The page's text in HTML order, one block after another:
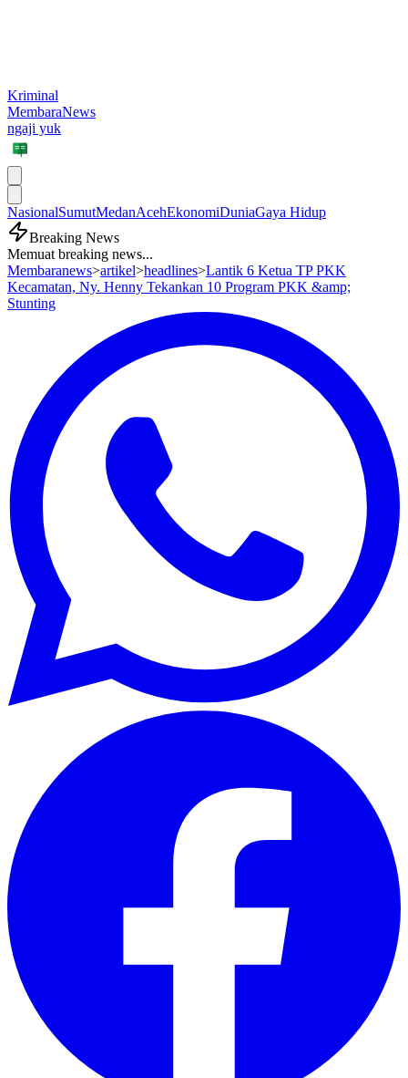
Kriminal
MembaraNews
ngaji yuk
NasionalSumutMedanAcehEkonomiDuniaGaya Hidup
Breaking News
Memuat breaking news...
Membaranews>artikel>headlines>Lantik 6 Ketua TP PKK
Kecamatan, Ny. Henny Tekankan 10 Program PKK &amp;
Stunting